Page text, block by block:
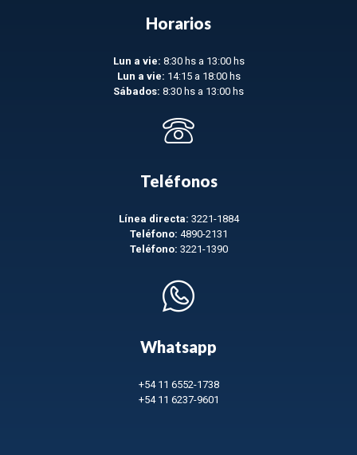
Horarios
Lun a vie: 8:30 hs a 13:00 hs
Lun a vie: 14:15 a 18:00 hs
Sábados: 8:30 hs a 13:00 hs
Teléfonos
Línea directa: 3221-1884
Teléfono: 4890-2131
Teléfono: 3221-1390
Whatsapp
+54 11 6552-1738
+54 11 6237-9601